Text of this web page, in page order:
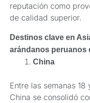
reputación como
de calidad superior.
Destinos clave en
arándanos peruanos
China
Entre las semanas
China se consolidó